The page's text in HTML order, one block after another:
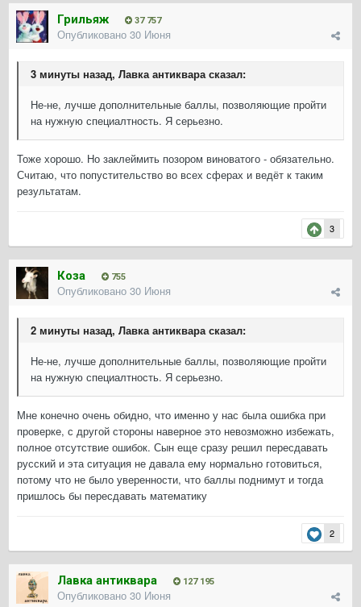
Грильяж 37 757
Опубликовано 30 Июня
3 минуты назад, Лавка антиквара сказал:
Не-не, лучше дополнительные баллы, позволяющие пройти
на нужную специалтность. Я серьезно.
Тоже хорошо. Но заклеймить позором виноватого - обязательно.
Считаю, что попустительство во всех сферах и ведёт к таким
результатам.
3
Коза 755
Опубликовано 30 Июня
2 минуты назад, Лавка антиквара сказал:
Не-не, лучше дополнительные баллы, позволяющие пройти
на нужную специалтность. Я серьезно.
Мне конечно очень обидно, что именно у нас была ошибка при
проверке, с другой стороны наверное это невозможно избежать,
полное отсутствие ошибок. Сын еще сразу решил пересдавать
русский и эта ситуация не давала ему нормально готовиться,
потому что не было уверенности, что баллы поднимут и тогда
пришлось бы пересдавать математику
2
Лавка антиквара 127 195
Опубликовано 30 Июня